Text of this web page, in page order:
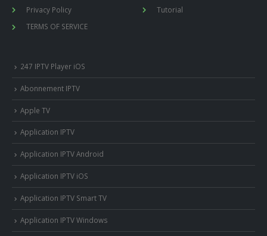
Privacy Policy
TERMS OF SERVICE
Tutorial
247 IPTV Player iOS
Abonnement IPTV
Apple TV
Application IPTV
Application IPTV Android
Application IPTV iOS
Application IPTV Smart TV
Application IPTV Windows